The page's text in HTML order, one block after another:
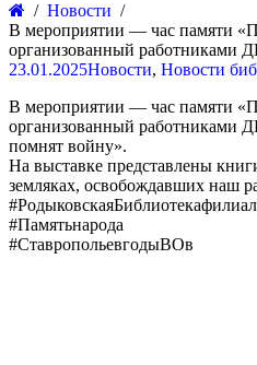
Новости
В мероприятии — час памяти
организованный​ работниками
23.01.2025Новости, Новости
В мероприятии — час памяти
организованный​ работниками
помнят войну». ​
На выставке представлены
земляках, освобождавших наш
#Памятьнарода​
#СтавропольевгодыВОв